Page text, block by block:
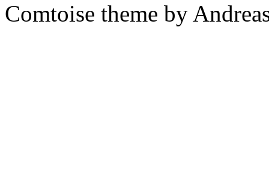
Comtoise theme by